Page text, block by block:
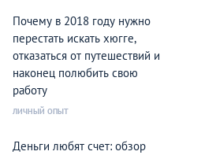
Почему в 2018 году нужно
перестать искать хюгге,
отказаться от путешествий и
наконец полюбить свою
работу
ЛИЧНЫЙ ОПЫТ
Деньги любят счет: обзор